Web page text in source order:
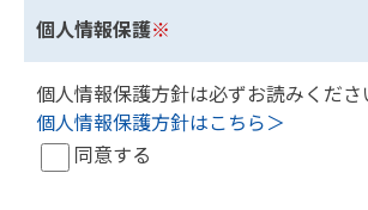
個人情報保護※
個人情報保護方針は必ずお読みくださ
個人情報保護方針はこちら＞
同意する